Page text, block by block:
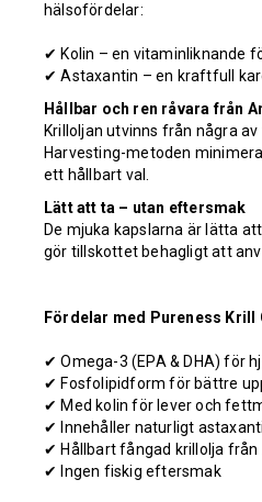
hälsofördelar:
✔ Kolin – en vitaminliknande
✔ Astaxantin – en kraftfull
Hållbar och ren råvara från
Krilloljan utvinns från några
Harvesting-metoden
ett hållbart val.
Lätt att ta – utan eftersmak
De mjuka kapslarna är lätta
gör tillskottet behagligt att
Fördelar med Pureness Krill
✔ Omega-3 (EPA & DHA) för
✔ Fosfolipidform för bättre
✔ Med kolin för lever och
✔ Innehåller naturligt
✔ Hållbart fångad krillolja
✔ Ingen fiskig eftersmak